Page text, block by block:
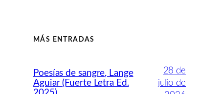
MÁS ENTRADAS
Poesías de sangre, Lange
Aguiar (Fuerte Letra Ed.
28 de
julio de